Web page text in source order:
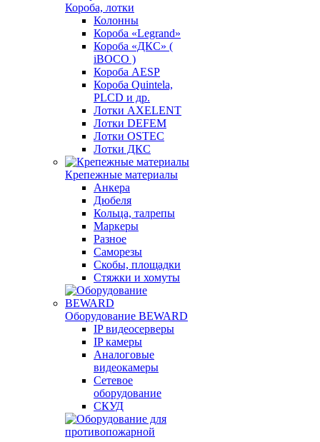
Короба, лотки
Колонны
Короба «Legrand»
Короба «ДКС» (
iBOCO )
Короба AESP
Короба Quintela,
PLCD и др.
Лотки AXELENT
Лотки DEFEM
Лотки OSTEC
Лотки ДКС
Крепежные материалы
Анкера
Дюбеля
Кольца, талрепы
Маркеры
Разное
Саморезы
Скобы, площадки
Стяжки и хомуты
Оборудование BEWARD
IP видеосерверы
IP камеры
Аналоговые
видеокамеры
Сетевое
оборудование
СКУД